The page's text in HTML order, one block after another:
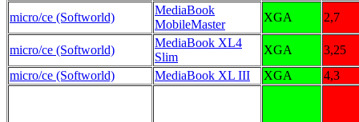
micro/ce (Softworld)
MediaBook
MobileMaster
XGA 2,7
micro/ce (Softworld)
MediaBook XL4
Slim
XGA
3,25
micro/ce (Softworld)
MediaBook XL III XGA 4,3